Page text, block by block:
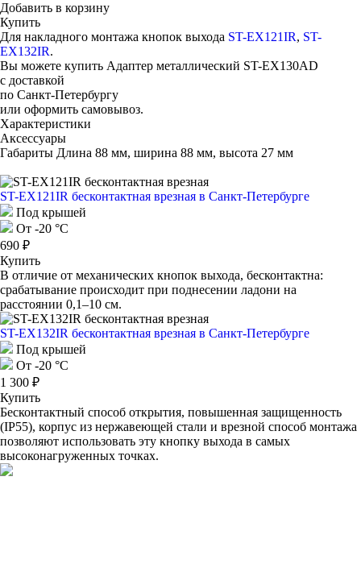
Добавить в корзину
Купить
Для накладного монтажа кнопок выхода ST-EX121IR, ST-
EX132IR.
Вы можете купить Адаптер металлический ST-EX130AD
с доставкой
по Санкт-Петербургу
или оформить самовывоз.
Характеристики
Аксессуары
Габариты Длина 88 мм, ширина 88 мм, высота 27 мм
ST-EX121IR бесконтактная врезная в Санкт-Петербурге
Под крышей
От -20 °C
690 ₽
Купить
В отличие от механических кнопок выхода, бесконтактна:
срабатывание происходит при поднесении ладони на
расстоянии 0,1–10 см.
ST-EX132IR бесконтактная врезная в Санкт-Петербурге
Под крышей
От -20 °С
1 300 ₽
Купить
Бесконтактный способ открытия, повышенная защищенность
(IP55), корпус из нержавеющей стали и врезной способ монтажа
позволяют использовать эту кнопку выхода в самых
высоконагруженных точках.